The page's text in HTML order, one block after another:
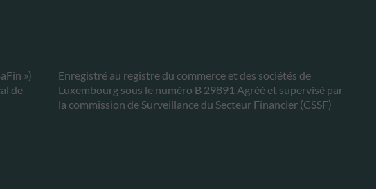
»)
de
Enregistré au registre du commerce et des sociétés de
Luxembourg sous le numéro B 29891 Agréé et supervisé par
la commission de Surveillance du Secteur Financier (CSSF)